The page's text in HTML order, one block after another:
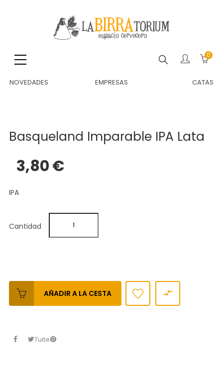
Buscar 0
NOVEDADES EMPRESAS CATAS
Basqueland Imparable IPA Lata
3,80 €
IPA
Cantidad
AÑADIR A LA CESTA 
Tuitear